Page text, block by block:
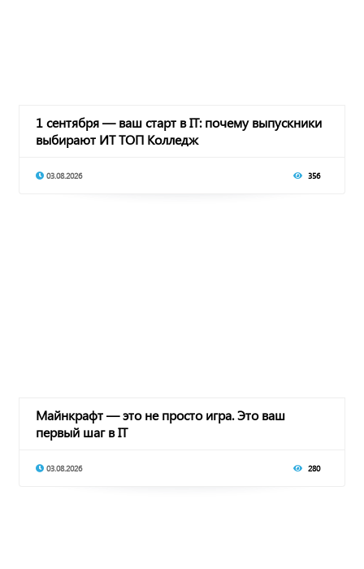
1 сентября — ваш старт в IT: почему выпускники
выбирают ИТ ТОП Колледж
03.08.2026 356
Майнкрафт — это не просто игра. Это ваш
первый шаг в IT
03.08.2026 280